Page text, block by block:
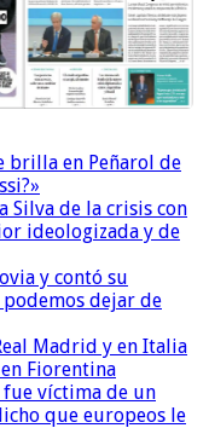
brilla en Peñarol de
Silva de la crisis con
ideologizada y de
y contó su
dejar de
Madrid y en Italia
Fiorentina
víctima de un
que europeos le